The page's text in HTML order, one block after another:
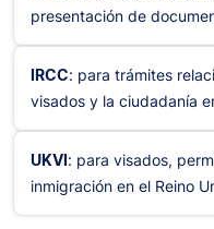
presentación de
IRCC: para trámites
visados y la ciudadanía
UKVI: para visados,
inmigración en el Reino